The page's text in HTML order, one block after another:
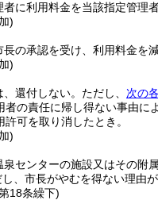
に利用料金を当該指定管理
)
の承認を受け、利用料金を
)
還付しない。 ただし、 次の
者の責任に帰し得ない事由に
可を取り消したとき。
)
センターの施設又はその附
し、市長がやむを得ない理由
18条繰下)